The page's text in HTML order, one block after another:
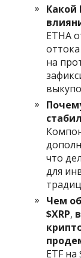
Какой
ETHA
на
что
для
Чем
$XRP,
ETF